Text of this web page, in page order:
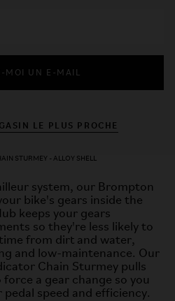
MOI UN E-MAIL
LE PLUS PROCHE
STURMEY - ALLOY SHELL
system, our Brompton
bike's gears inside the
keeps your gears
so they're less likely to
from dirt and water,
and low-maintenance. Our
Chain Sturmey pulls
a gear change so you
speed and efficiency.